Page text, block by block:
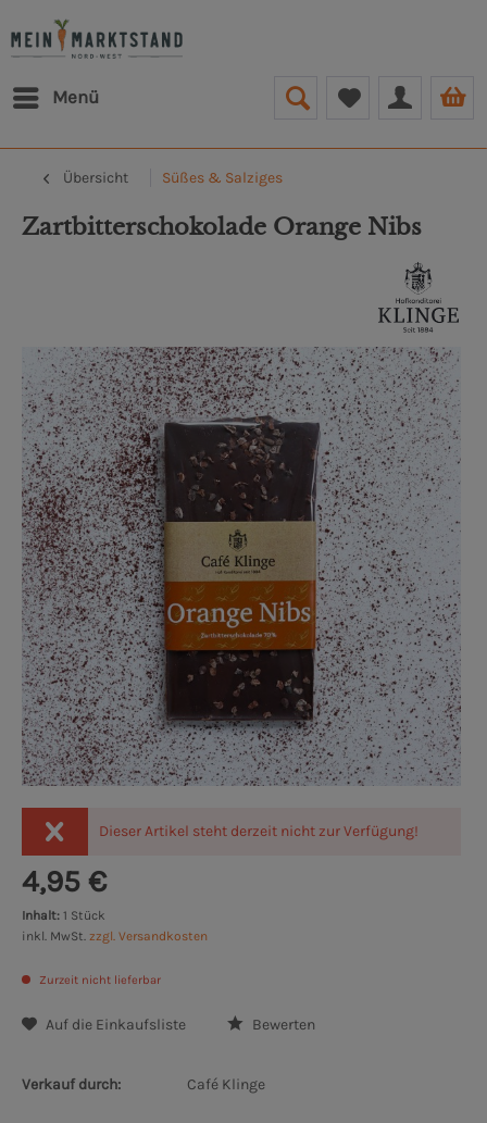
Menü
Übersicht Süßes & Salziges
Zartbitterschokolade Orange Nibs
Dieser Artikel steht derzeit nicht zur Verfügung!
4,95 €
Inhalt: 1 Stück
inkl. MwSt. zzgl. Versandkosten
Zurzeit nicht lieferbar
Auf die Einkaufsliste Bewerten
Verkauf durch: Café Klinge